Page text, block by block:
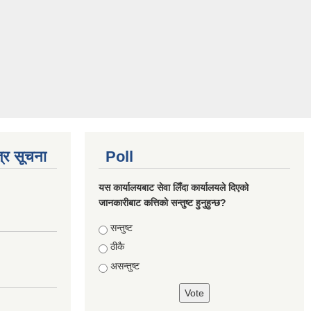
सूचना Poll
यस कार्यालयबाट सेवा लिँदा कार्यालयले दिएको
जानकारीबाट कत्तिको सन्तुष्ट हुनुहुन्छ?
Choices
सन्तुष्ट
ठीकै
असन्तुष्ट